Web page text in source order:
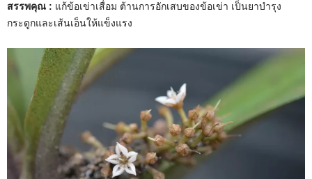
สรรพคุณ : แก้ข้อเข่าเสื่อม ต้านการอักเสบของข้อเข่า เป็นยาบำรุง
กระดูกและเส้นเอ็นให้แข็งแรง